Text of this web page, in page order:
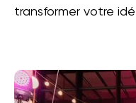
transformer votre